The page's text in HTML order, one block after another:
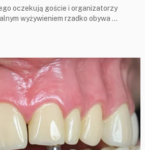
oczekują goście i organizatorzy
wyżywieniem rzadko obywa …